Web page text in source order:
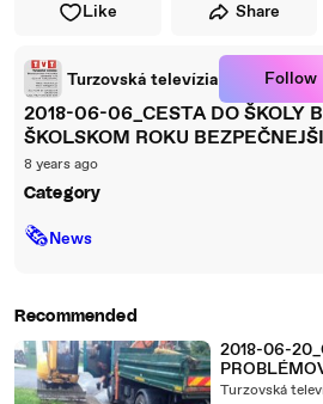
Like Share
Turzovská televízia Follow
2018-06-06_CESTA DO ŠKOLY
ŠKOLSKOM ROKU
8 years ago
Category
🗞News
Recommended
2018-06-
Turzovská